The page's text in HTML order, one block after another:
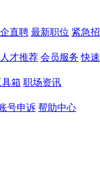
直聘 最新职位 紧急
人才推荐 会员服务 快
箱 职场资讯
号申诉 帮助中心